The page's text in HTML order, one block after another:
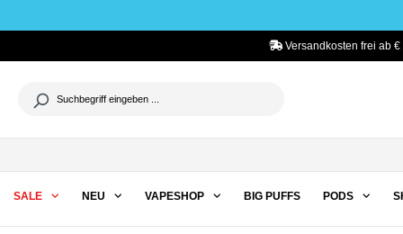
Versandkosten frei ab €
SALE NEU VAPESHOP BIG PUFFS PODS